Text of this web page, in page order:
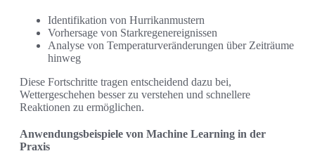
Identifikation von Hurrikanmustern
Vorhersage von Starkregenereignissen
Analyse von Temperaturveränderungen über Zeiträume
hinweg
Diese Fortschritte tragen entscheidend dazu bei,
Wettergeschehen besser zu verstehen und schnellere
Reaktionen zu ermöglichen.
Anwendungsbeispiele von Machine Learning in der
Praxis